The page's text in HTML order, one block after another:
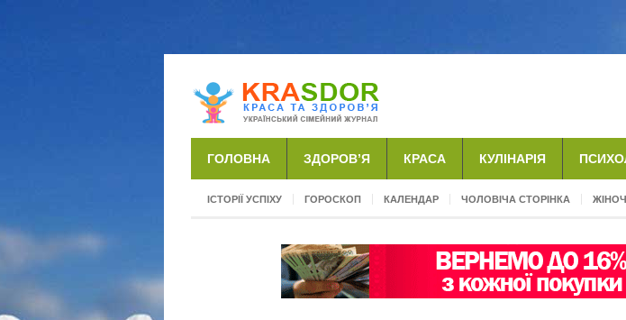
ГОЛОВНА ЗДОРОВ’Я КРАСА КУЛІНАРІЯ
ІСТОРІЇ УСПІХУ ГОРОСКОП КАЛЕНДАР ЧОЛОВІЧА СТОРІНКА